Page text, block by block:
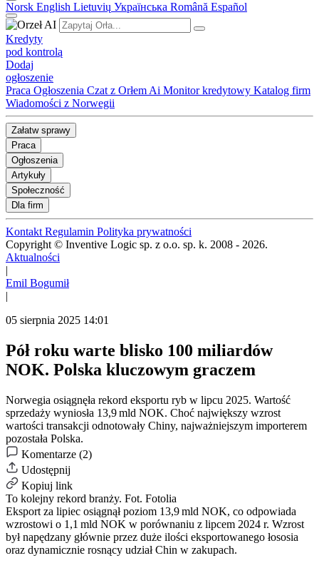
Norsk English Lietuvių Українська Română Español
Kredyty
pod kontrolą
Dodaj
ogłoszenie
Praca Ogłoszenia Czat z Orłem Ai Monitor kredytowy Katalog firm
Wiadomości z Norwegii
Załatw sprawy
Praca
Ogłoszenia
Artykuły
Społeczność
Dla firm
Kontakt Regulamin Polityka prywatności
Copyright © Inventive Logic sp. z o.o. sp. k. 2008 - 2026.
Aktualności
|
Emil Bogumił
|
05 sierpnia 2025 14:01
Pół roku warte blisko 100 miliardów
NOK. Polska kluczowym graczem
Norwegia osiągnęła rekord eksportu ryb w lipcu 2025. Wartość
sprzedaży wyniosła 13,9 mld NOK. Choć największy wzrost
wartości transakcji odnotowały Chiny, najważniejszym importerem
pozostała Polska.
Komentarze (2)
Udostępnij
Kopiuj link
To kolejny rekord branży. Fot. Fotolia
Eksport za lipiec osiągnął poziom 13,9 mld NOK, co odpowiada
wzrostowi o 1,1 mld NOK w porównaniu z lipcem 2024 r. Wzrost
był napędzany głównie przez duże ilości eksportowanego łososia
oraz dynamicznie rosnący udział Chin w zakupach.